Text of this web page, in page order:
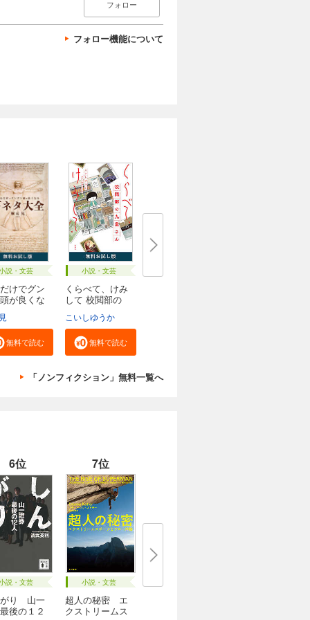
フォロー
フォロー機能について
説・文芸
けでグン
が良くな
無料で読む
小説・文芸
くらべて、けみ
して 校閲部の
こいしゆうか
無料で読む
「ノンフィクション」無料一覧へ
6位
説・文芸
り 山一
後の１２
7位
小説・文芸
超人の秘密 エ
クストリームス